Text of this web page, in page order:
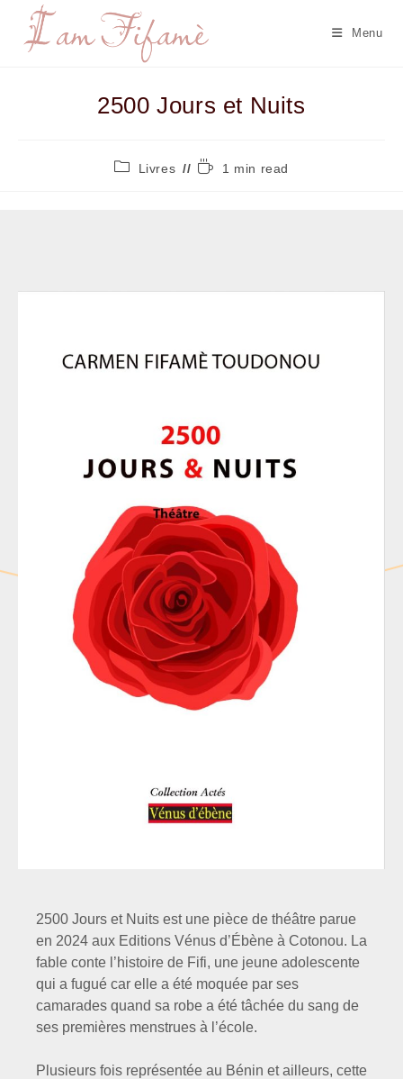
Menu
2500 Jours et Nuits
Livres 1 min read
2500 Jours et Nuits est une pièce de théâtre parue
en 2024 aux Editions Vénus d’Ébène à Cotonou. La
fable conte l’histoire de Fifi, une jeune adolescente
qui a fugué car elle a été moquée par ses
camarades quand sa robe a été tâchée du sang de
ses premières menstrues à l’école.
Plusieurs fois représentée au Bénin et ailleurs, cette